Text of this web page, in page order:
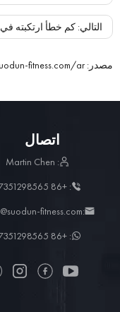
التالي: كم خطأ ارتكبته
مصدر :
fitness.com/ar
اتصال
: Martin Chen
: +86 17351298565
:sales@suodun-fitness.com
: +86 17351298565